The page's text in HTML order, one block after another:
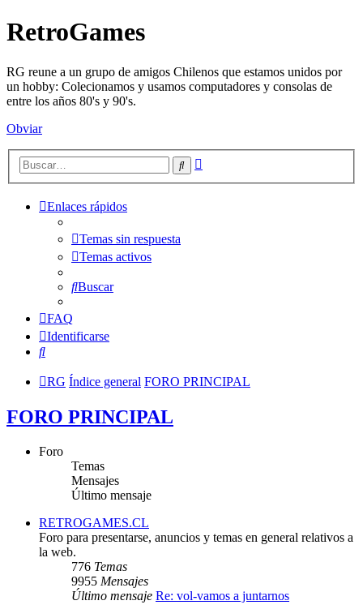
RetroGames
RG reune a un grupo de amigos Chilenos que estamos unidos por
un hobby: Colecionamos y usamos computadores y consolas de
entre los años 80's y 90's.
Obviar
Buscar
Enlaces rápidos
Temas sin respuesta
Temas activos
Buscar
FAQ
Identificarse
Buscar
RG Índice general FORO PRINCIPAL
FORO PRINCIPAL
Foro
Temas
Mensajes
Último mensaje
RETROGAMES.CL
Foro para presentarse, anuncios y temas en general relativos a
la web.
776 Temas
9955 Mensajes
Último mensaje Re: vol-vamos a juntarnos